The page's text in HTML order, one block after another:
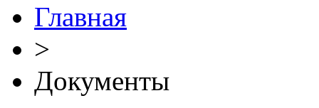
Главная
>
Документы